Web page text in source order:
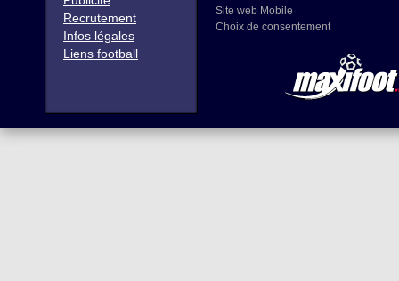
Recrutement
Infos légales
Liens football
Site web Mobile
Choix de consentement